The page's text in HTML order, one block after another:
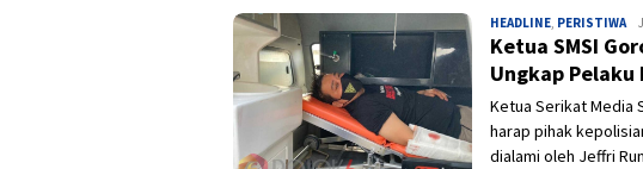
HEADLINE, PERISTIWA
Ketua SMSI
Ungkap Pelaku
Ketua Serikat Media
harap pihak
dialami oleh Jeffri